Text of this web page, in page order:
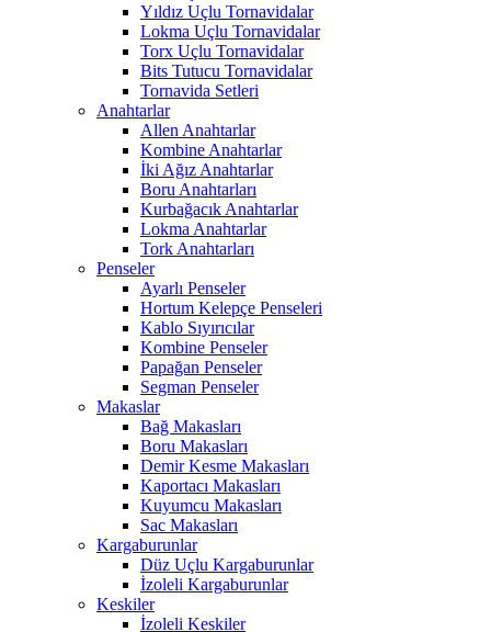
Yıldız Uçlu Tornavidalar
Lokma Uçlu Tornavidalar
Torx Uçlu Tornavidalar
Bits Tutucu Tornavidalar
Tornavida Setleri
Anahtarlar
Allen Anahtarlar
Kombine Anahtarlar
İki Ağız Anahtarlar
Boru Anahtarları
Kurbağacık Anahtarlar
Lokma Anahtarlar
Tork Anahtarları
Penseler
Ayarlı Penseler
Hortum Kelepçe Penseleri
Kablo Sıyırıcılar
Kombine Penseler
Papağan Penseler
Segman Penseler
Makaslar
Bağ Makasları
Boru Makasları
Demir Kesme Makasları
Kaportacı Makasları
Kuyumcu Makasları
Sac Makasları
Kargaburunlar
Düz Uçlu Kargaburunlar
İzoleli Kargaburunlar
Keskiler
İzoleli Keskiler